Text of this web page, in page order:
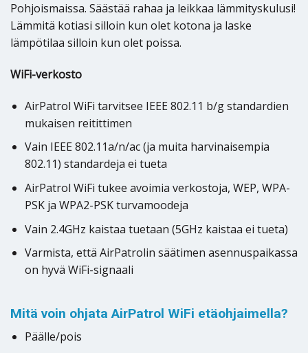
Pohjoismaissa. Säästää rahaa ja leikkaa lämmityskulusi!
Lämmitä kotiasi silloin kun olet kotona ja laske
lämpötilaa silloin kun olet poissa.
WiFi-verkosto
AirPatrol WiFi tarvitsee IEEE 802.11 b/g standardien
mukaisen reitittimen
Vain IEEE 802.11a/n/ac (ja muita harvinaisempia
802.11) standardeja ei tueta
AirPatrol WiFi tukee avoimia verkostoja, WEP, WPA-
PSK ja WPA2-PSK turvamoodeja
Vain 2.4GHz kaistaa tuetaan (5GHz kaistaa ei tueta)
Varmista, että AirPatrolin säätimen asennuspaikassa
on hyvä WiFi-signaali
Mitä voin ohjata AirPatrol WiFi etäohjaimella?
Päälle/pois